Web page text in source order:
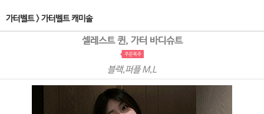
가터벨트>가터벨트 캐미솔
셀레스트 퀸, 가터 바디슈트
블랙,퍼플 M,L